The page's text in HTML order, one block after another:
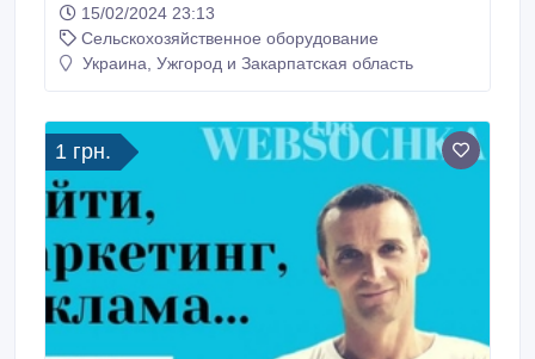
15/02/2024 23:13
Сельскохозяйственное оборудование
Украина, Ужгород и Закарпатская область
1 грн.